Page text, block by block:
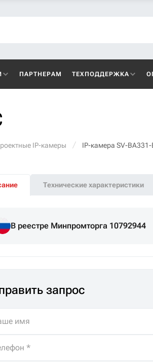
ПАРТНЕРАМ ТЕХПОДДЕРЖКА
IP-камеры IP-камера SV-BA331-
Технические характеристики
В реестре Минпромторга 10792944
запрос